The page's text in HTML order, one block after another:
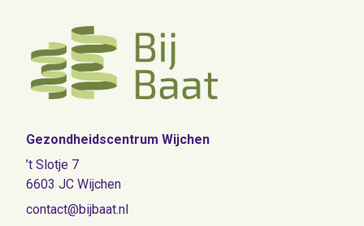
Gezondheidscentrum Wijchen
’t Slotje 7
6603 JC Wijchen
contact@bijbaat.nl